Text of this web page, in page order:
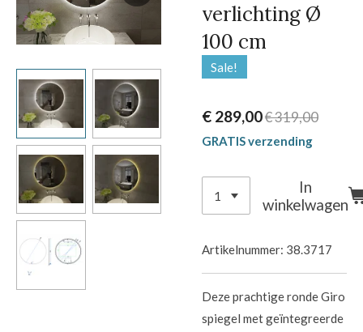
verlichting Ø
100 cm
Sale!
€ 289,00€ 319,00
GRATIS verzending
In
winkelwagen
Artikelnummer: 38.3717
Deze prachtige ronde Giro
spiegel met geïntegreerde